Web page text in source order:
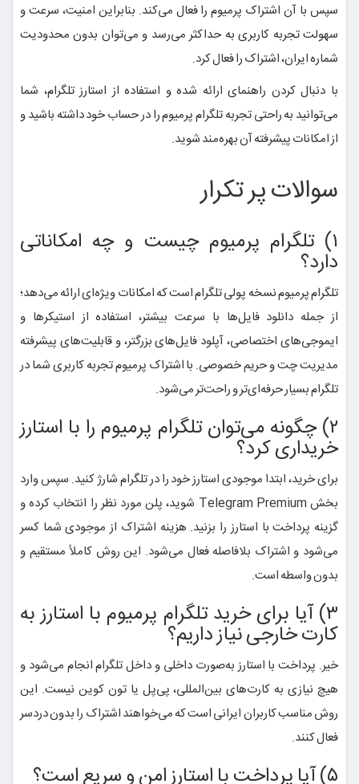
سپس با آن اشتراک پرمیوم را فعال می‌کند. بنابراین امنیت، سرعت و
سهولت تجربه کاربری به حداکثر می‌رسد و می‌توان بدون محدودیت
شماره ایران، اشتراک را فعال کرد.
با دنبال کردن راهنمای ارائه شده و استفاده از استارز تلگرام، شما
می‌توانید به راحتی تجربه تلگرام پرمیوم را در حساب خود داشته باشید و
از امکانات پیشرفته آن بهره‌مند شوید.
سوالات پر تکرار
۱) تلگرام پرمیوم چیست و چه امکاناتی
دارد؟
تلگرام پرمیوم نسخه پولی تلگرام است که امکانات ویژه‌ای ارائه می‌دهد؛
از جمله دانلود فایل‌ها با سرعت بیشتر، استفاده از استیکرها و
ایموجی‌های اختصاصی، آپلود فایل‌های بزرگتر، و قابلیت‌های پیشرفته
مدیریت چت و حریم خصوصی. با اشتراک پرمیوم تجربه کاربری شما در
تلگرام بسیار حرفه‌ای‌تر و راحت‌تر می‌شود.
۲) چگونه می‌توان تلگرام پرمیوم را با استارز
خریداری کرد؟
برای خرید، ابتدا موجودی استارز خود را در تلگرام شارژ کنید. سپس وارد
بخش Telegram Premium شوید، پلن مورد نظر را انتخاب کرده و
گزینه پرداخت با استارز را بزنید. هزینه اشتراک از موجودی شما کسر
می‌شود و اشتراک بلافاصله فعال می‌شود. این روش کاملاً مستقیم و
بدون واسطه است.
۳) آیا برای خرید تلگرام پرمیوم با استارز به
کارت خارجی نیاز داریم؟
خیر. پرداخت با استارز به‌صورت داخلی و داخل تلگرام انجام می‌شود و
هیچ نیازی به کارت‌های بین‌المللی، پی‌پل یا تون کوین نیست. این
روش مناسب کاربران ایرانی است که می‌خواهند اشتراک را بدون دردسر
فعال کنند.
۵) آیا پرداخت با استارز امن و سریع است؟